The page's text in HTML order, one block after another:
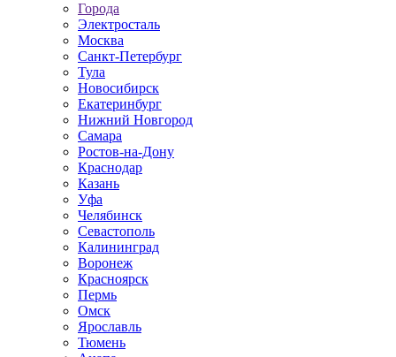
Города
Электросталь
Москва
Санкт-Петербург
Тула
Новосибирск
Екатеринбург
Нижний Новгород
Самара
Ростов-на-Дону
Краснодар
Казань
Уфа
Челябинск
Севастополь
Калининград
Воронеж
Красноярск
Пермь
Омск
Ярославль
Тюмень